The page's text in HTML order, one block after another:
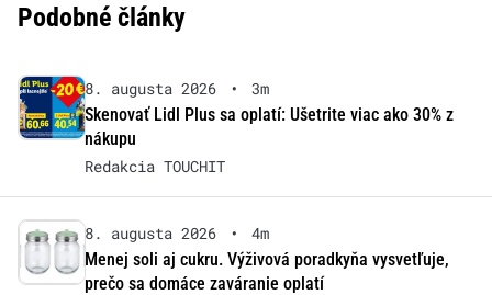
Podobné články
8. augusta 2026 •
3m
Skenovať Lidl Plus sa oplatí: Ušetrite viac ako 30% z
nákupu
Redakcia TOUCHIT
8. augusta 2026 •
4m
Menej soli aj cukru. Výživová poradkyňa vysvetľuje,
prečo sa domáce zaváranie oplatí